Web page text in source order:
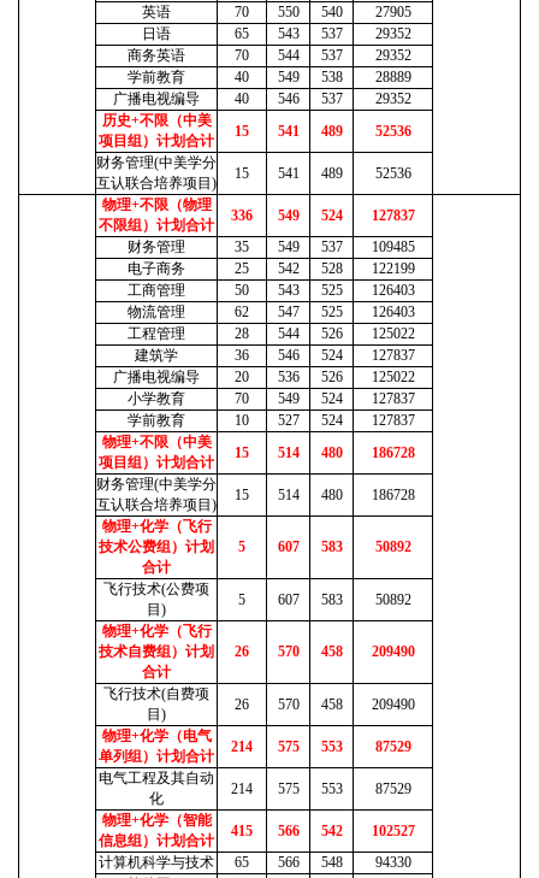
英语
70 550 540
27905
日语
65 543 537
29352
商务英语
70 544 537
29352
学前教育
40 549 538
28889
广播电视编导
40 546 537
29352
历史+不限（中美
项目组）计划合计
15 541 489
52536
财务管理(中美学分
互认联合培养项目)
15 541 489 52536
物理+不限（物理
不限组）计划合计
336 549 524 127837
财务管理 35 549 537
109485
电子商务
25 542 528
122199
工商管理
50 543 525
126403
物流管理
62 547 525
126403
工程管理
28 544 526
125022
建筑学
36 546 524
127837
广播电视编导
20 536 526
125022
小学教育
70 549 524
127837
学前教育
10 527 524
127837
物理+不限（中美
项目组）计划合计
15 514 480
186728
财务管理(中美学分
互认联合培养项目)
15 514 480
186728
物理+化学（飞行
技术公费组）计划
合计
5 607 583 50892
飞行技术(公费项
目)
5 607 583
50892
物理+化学（飞行
技术自费组）计划
合计
26 570 458 209490
飞行技术(自费项
目)
26 570 458
209490
物理+化学（电气
单列组）计划合计
214 575 553
87529
电气工程及其自动
化
214 575 553
87529
物理+化学（智能
信息组）计划合计
415 566 542
102527
计算机科学与技术
65 566 548
94330